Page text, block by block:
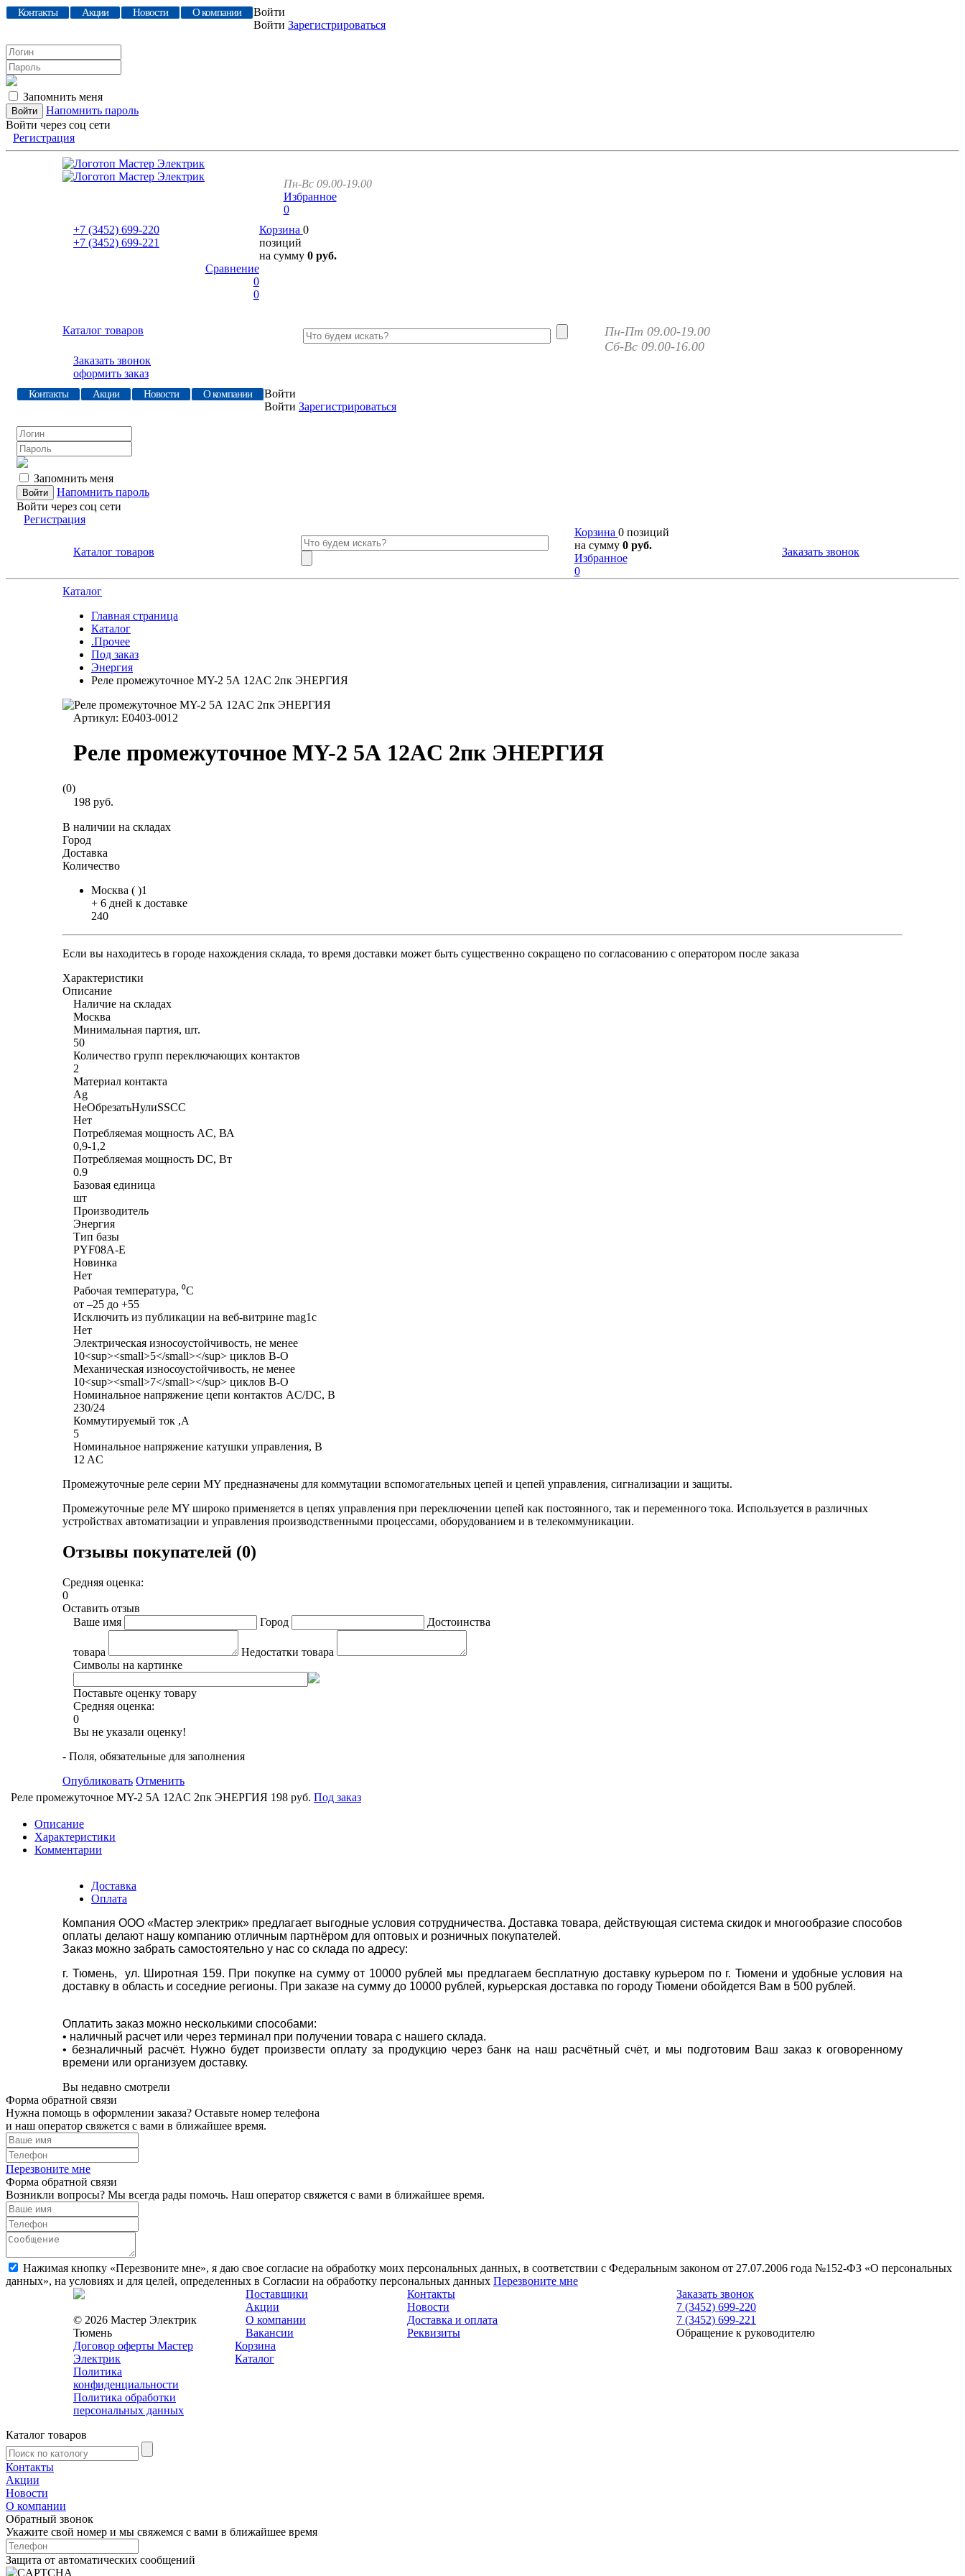
Контакты Акции Новости О компании
Войти
Войти Зарегистрироваться
Запомнить меня
Напомнить пароль
Войти через соц сети
Регистрация
Пн-Вс 09.00-19.00
Избранное
0
+7 (3452) 699-220
+7 (3452) 699-221
Корзина 0
позиций
на сумму 0 руб.
Сравнение
0
0
Каталог товаров
Пн-Пт 09.00-19.00
Сб-Вс 09.00-16.00
Заказать звонок
оформить заказ
Контакты Акции Новости О компании
Войти
Войти Зарегистрироваться
Запомнить меня
Напомнить пароль
Войти через соц сети
Регистрация
Каталог товаров
Корзина 0 позиций
на сумму 0 руб.
Избранное
0
Заказать звонок
Каталог
Главная страница
Каталог
.Прочее
Под заказ
Энергия
Реле промежуточное MY-2 5А 12AC 2пк ЭНЕРГИЯ
Артикул: Е0403-0012
Реле промежуточное MY-2 5А 12AC 2пк ЭНЕРГИЯ
(0)
198 руб.
В наличии на складах
Город
Доставка
Количество
Москва ( )1
+ 6 дней к доставке
240
Если вы находитесь в городе нахождения склада, то время доставки может быть существенно сокращено по согласованию с оператором после заказа
Характеристики
Описание
Наличие на складах
Москва
Минимальная партия, шт.
50
Количество групп переключающих контактов
2
Материал контакта
Ag
НеОбрезатьНулиSSCC
Нет
Потребляемая мощность AC, ВА
0,9-1,2
Потребляемая мощность DC, Вт
0.9
Базовая единица
шт
Производитель
Энергия
Тип базы
PYF08A-E
Новинка
Нет
Рабочая температура, ⁰С
от –25 до +55
Исключить из публикации на веб-витрине mag1c
Нет
Электрическая износоустойчивость, не менее
10<sup><small>5</small></sup> циклов В-О
Механическая износоустойчивость, не менее
10<sup><small>7</small></sup> циклов В-О
Номинальное напряжение цепи контактов AC/DC, В
230/24
Коммутируемый ток ,А
5
Номинальное напряжение катушки управления, В
12 AC
Промежуточные реле серии MY предназначены для коммутации вспомогательных цепей и цепей управления, сигнализации и защиты.
Промежуточные реле MY широко применяется в цепях управления при переключении цепей как постоянного, так и переменного тока. Используется в различных
устройствах автоматизации и управления производственными процессами, оборудованием и в телекоммуникации.
Отзывы покупателей (0)
Средняя оценка:
0
Оставить отзыв
Ваше имя
Город Достоинства
товара
Недостатки товара
Символы на картинке
Поставьте оценку товару
Средняя оценка:
0
Вы не указали оценку!
- Поля, обязательные для заполнения
Опубликовать Отменить
Реле промежуточное MY-2 5А 12AC 2пк ЭНЕРГИЯ 198 руб. Под заказ
Описание
Характеристики
Комментарии
Доставка
Оплата
Компания ООО «Мастер электрик» предлагает выгодные условия сотрудничества. Доставка товара, действующая система скидок и многообразие способов
оплаты делают нашу компанию отличным партнёром для оптовых и розничных покупателей.
Заказ можно забрать самостоятельно у нас со склада по адресу:
г. Тюмень, ул. Широтная 159. При покупке на сумму от 10000 рублей мы предлагаем бесплатную доставку курьером по г. Тюмени и удобные условия на
доставку в область и соседние регионы. При заказе на сумму до 10000 рублей, курьерская доставка по городу Тюмени обойдется Вам в 500 рублей.
Оплатить заказ можно несколькими способами:
• наличный расчет или через терминал при получении товара с нашего склада.
• безналичный расчёт. Нужно будет произвести оплату за продукцию через банк на наш расчётный счёт, и мы подготовим Ваш заказ к оговоренному
времени или организуем доставку.
Вы недавно смотрели
Форма обратной связи
Нужна помощь в оформлении заказа? Оставьте номер телефона
и наш оператор свяжется с вами в ближайшее время.
Перезвоните мне
Форма обратной связи
Возникли вопросы? Мы всегда рады помочь. Наш оператор свяжется с вами в ближайшее время.
Нажимая кнопку «Перезвоните мне», я даю свое согласие на обработку моих персональных данных, в соответствии с Федеральным законом от 27.07.2006 года №152-ФЗ «О персональных
данных», на условиях и для целей, определенных в Согласии на обработку персональных данных Перезвоните мне
© 2026 Мастер Электрик
Тюмень
Договор оферты Мастер
Электрик
Политика
конфиденциальности
Политика обработки
персональных данных
Поставщики
Контакты
Акции
Новости
О компании
Доставка и оплата
Вакансии
Реквизиты
Заказать звонок
7 (3452) 699-220
7 (3452) 699-221
Обращение к руководителю
Корзина
Каталог
Каталог товаров
Контакты
Акции
Новости
О компании
Обратный звонок
Укажите свой номер и мы свяжемся с вами в ближайшее время
Защита от автоматических сообщений